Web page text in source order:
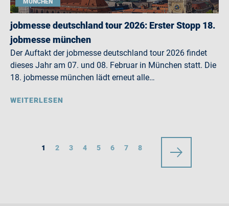
MÜNCHEN
jobmesse deutschland tour 2026: Erster Stopp 18.
jobmesse münchen
Der Auftakt der jobmesse deutschland tour 2026 findet
dieses Jahr am 07. und 08. Februar in München statt. Die
18. jobmesse münchen lädt erneut alle…
WEITERLESEN
1 2 3 4 5 6 7 8